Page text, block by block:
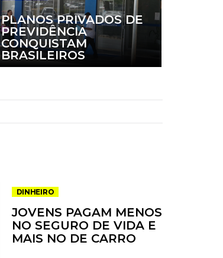
PLANOS PRIVADOS DE
PREVIDÊNCIA
CONQUISTAM
BRASILEIROS
DINHEIRO
JOVENS PAGAM MENOS
NO SEGURO DE VIDA E
MAIS NO DE CARRO